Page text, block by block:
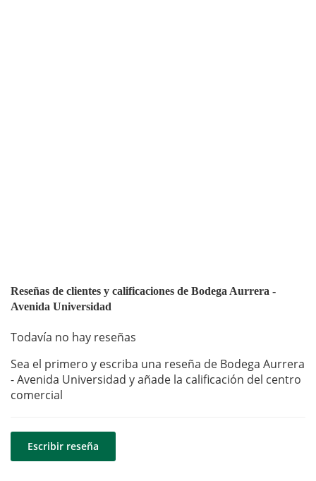
Reseñas de clientes y calificaciones de Bodega Aurrera -
Avenida Universidad
Todavía no hay reseñas
Sea el primero y escriba una reseña de Bodega Aurrera
- Avenida Universidad y añade la calificación del centro
comercial
Escribir reseña